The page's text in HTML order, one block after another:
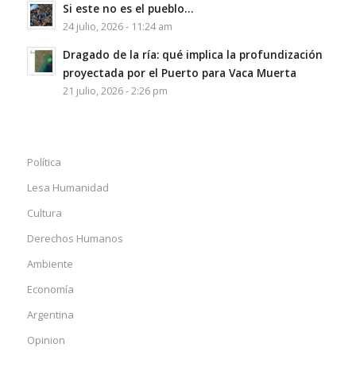
Si este no es el pueblo…
24 julio, 2026 - 11:24 am
Dragado de la ría: qué implica la profundización
proyectada por el Puerto para Vaca Muerta
21 julio, 2026 - 2:26 pm
Política
Lesa Humanidad
Cultura
Derechos Humanos
Ambiente
Economía
Argentina
Opinion